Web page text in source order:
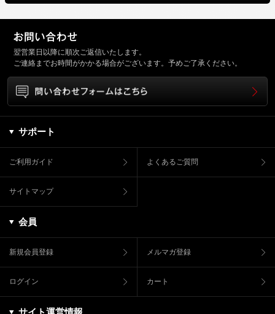
翌営業日以降に順次ご返信いたします。
ご連絡までお時間がかかる場合がございます。予めご了承ください。
サポート
ご利用ガイド よくあるご質問
サイトマップ
会員
新規会員登録 メルマガ登録
ログイン カート
サイト運営情報